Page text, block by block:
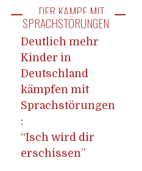
DER KAMPF MIT
SPRACHSTÖRUNGEN
Deutlich mehr
Kinder in
Deutschland
kämpfen mit
Sprachstörungen
:
“Isch wird dir
erschissen”